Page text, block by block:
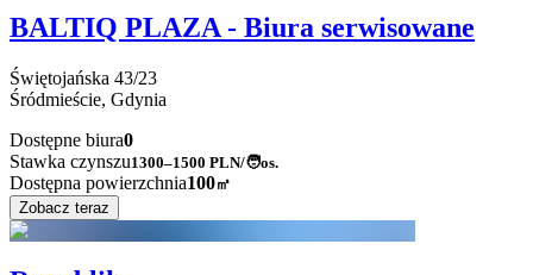
BALTIQ PLAZA - Biura serwisowane
Świętojańska 43/23
Śródmieście, Gdynia
Dostępne biura0
Stawka czynszu1300–1500 PLN/🧑os.
Dostępna powierzchnia100㎡
Zobacz teraz